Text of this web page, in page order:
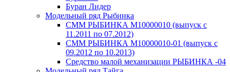
Буран Лидер
Модельный ряд Рыбинка
СММ РЫБИНКА M10000010 (выпуск с
11.2011 по 07.2012)
СММ РЫБИНКА M10000010-01 (выпуск с
09.2012 по 10.2013)
Средство малой механизации РЫБИНКА -04